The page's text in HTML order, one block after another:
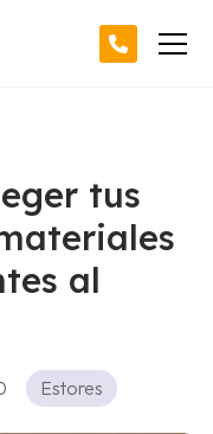
tus
al
Estores